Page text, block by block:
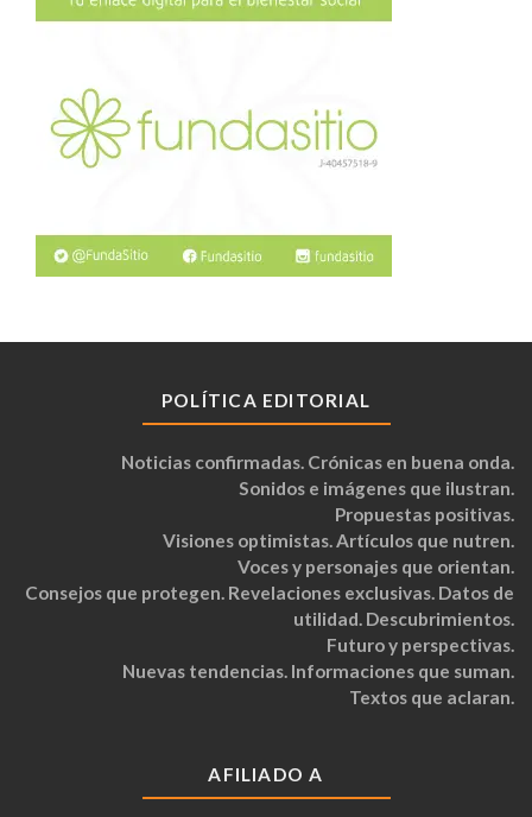
POLÍTICA EDITORIAL
Noticias confirmadas. Crónicas en buena onda.
Sonidos e imágenes que ilustran.
Propuestas positivas.
Visiones optimistas. Artículos que nutren.
Voces y personajes que orientan.
Consejos que protegen. Revelaciones exclusivas. Datos de
utilidad. Descubrimientos.
Futuro y perspectivas.
Nuevas tendencias. Informaciones que suman.
Textos que aclaran.
AFILIADO A